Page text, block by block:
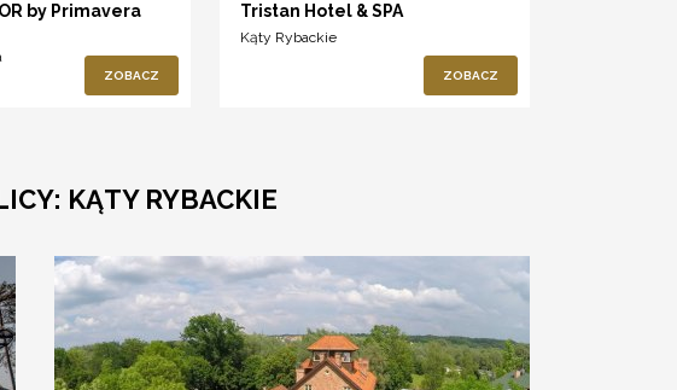
by Primavera
ZOBACZ
Tristan Hotel & SPA
Kąty Rybackie
ZOBACZ
KĄTY RYBACKIE